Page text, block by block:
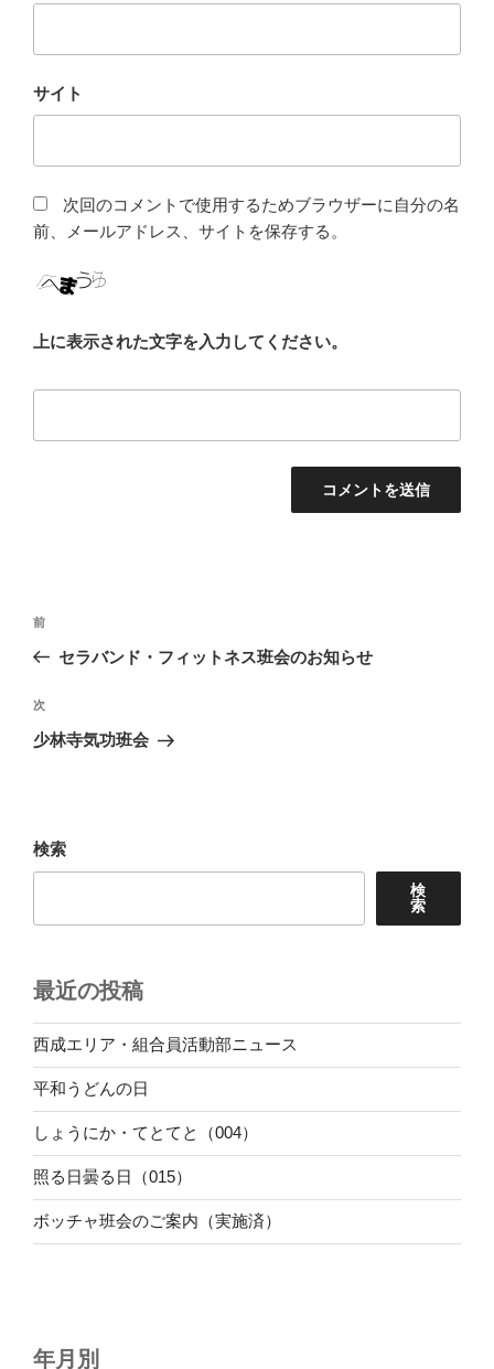
サイト
次回のコメントで使用するためブラウザーに自分の名
前、メールアドレス、サイトを保存する。
上に表示された文字を入力してください。
投
ナ
ビ
ゲ
ン
前
の
稿
前
セラバンド・フィットネス班会のお知らせ
次
の
次
少林寺気功班会
検索
検
索
最近の投稿
西成エリア・組合員活動部ニュース
平和うどんの日
しょうにか・てとてと（004）
照る日曇る日（015）
ボッチャ班会のご案内（実施済）
年月別